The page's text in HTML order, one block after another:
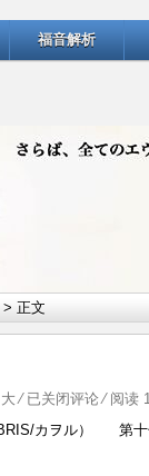
福音解析
> 正文
大 ⁄ 使
徒
已关闭评论⁄ 阅读
第十